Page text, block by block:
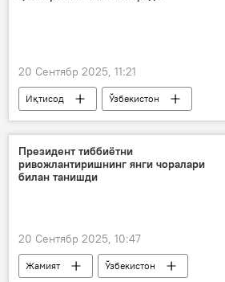
20 Сентябр 2025, 11:21
Иқтисод
Ўзбекистон
Иордания
Қишлоқ хўжалиги вазирлиги
ҳамкорлик
Президент тиббиётни
ривожлантиришнинг янги чоралари
билан танишди
20 Сентябр 2025, 10:47
Жамият
Ўзбекистон